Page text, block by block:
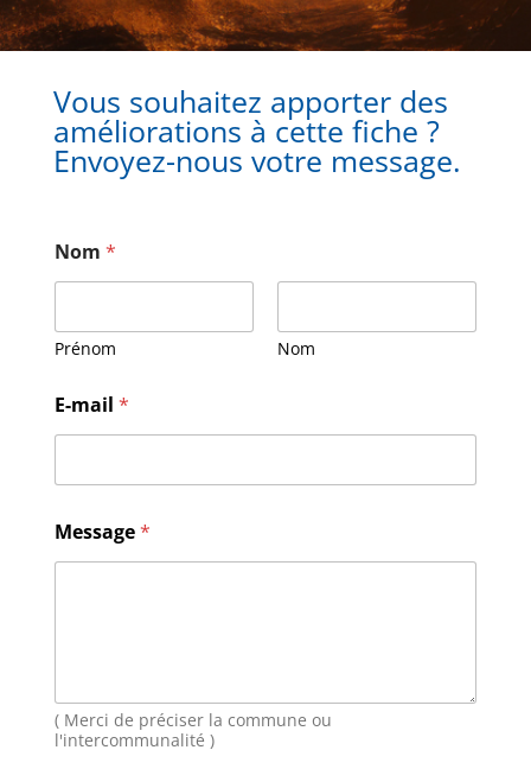
Vous souhaitez apporter des
améliorations à cette fiche ?
Envoyez-nous votre message.
Nom *
Prénom Nom
e
s
a
e
E
-
o
m
E-mail *
Message*
( Merci de préciser la commune ou
l'intercommunalité )